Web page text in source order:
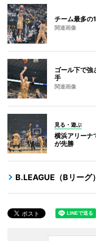
チーム最多の
関連画像
ゴール下で強
手
関連画像
見る・遊ぶ
横浜アリーナ
が先勝
B.LEAGUE（Bリーグ）